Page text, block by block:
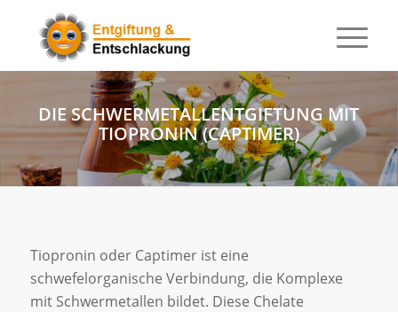
DIE SCHWERMETALLENTGIFTUNG MIT
TIOPRONIN (CAPTIMER)
Tiopronin oder Captimer ist eine
schwefelorganische Verbindung, die Komplexe
mit Schwermetallen bildet. Diese Chelate